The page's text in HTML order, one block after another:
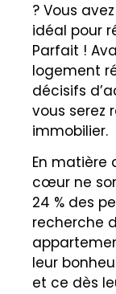
? Vous
idéal pour
Parfait !
logement
décisifs
vous serez
immobilier.
En matière
cœur ne
24 % des
recherche
leur
et ce dès